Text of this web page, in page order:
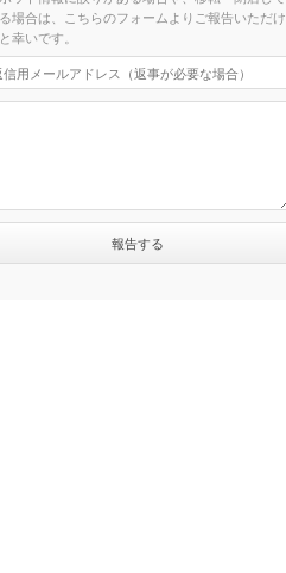
場合は、こちらのフォームよりご報告いただけ
幸いです。